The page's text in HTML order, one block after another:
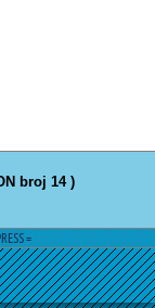
broj 14 )
=